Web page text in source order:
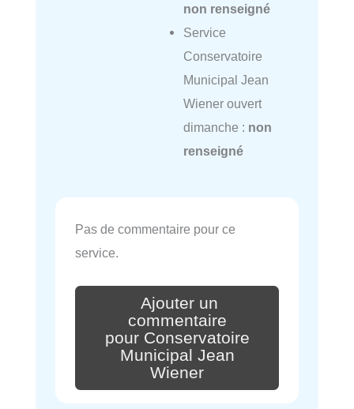
non renseigné
Service
Conservatoire
Municipal Jean
Wiener ouvert
dimanche : non
renseigné
Pas de commentaire pour ce
service.
Ajouter un
commentaire
pour Conservatoire
Municipal Jean
Wiener